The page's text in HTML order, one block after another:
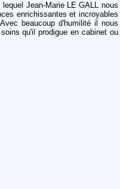
Jean-Marie LE GALL nous
enrichissantes et incroyables
beaucoup d'humilité il nous
qu'il prodigue en cabinet ou